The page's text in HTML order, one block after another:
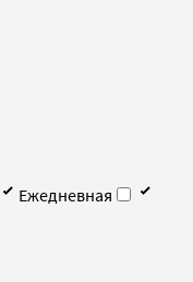
Ежедневная